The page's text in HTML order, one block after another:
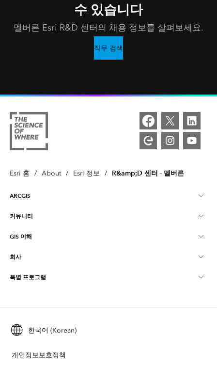
수 있습니다
멜버른 Esri R&D 센터의 채용 정보를 살펴보세요.
직무 검색
Esri 홈 / About / Esri 정보 / R&amp;D 센터 - 멜버른
ARCGIS
ArcGIS Overview
Developer Technology
ArcGIS Location Platform
커뮤니티
Esri 커뮤니티
ArcGIS Blog
사용자 리서치 및 테스트
Esri Young Professionals Network
이벤트
GIS 이해
GIS란?
로케이션 인텔리전스
ArcUser
ArcNews
회사
Esri 정보
채용
특별 프로그램
ArcGIS for Student Use
한국어 (Korean)
개인정보보호정책